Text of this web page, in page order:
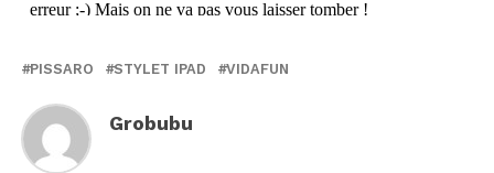
PISSARO STYLET IPAD VIDAFUN
Grobubu